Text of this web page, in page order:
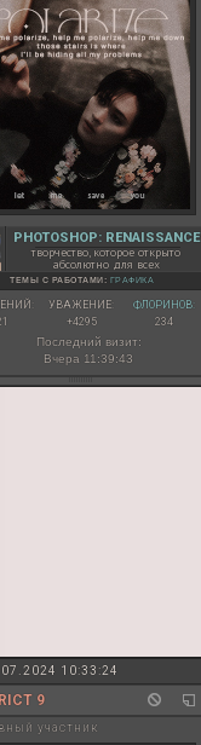
PHOTOSHOP: RENAISSANCE
творчество, которое открыто
абсолютно для всех
ТЕМЫ С РАБОТАМИ: ГРАФИКА
УВАЖЕНИЕ:
+4295
ФЛОРИНОВ:
234
Последний визит:
Вчера 11:39:43
10:33:24
9
участник